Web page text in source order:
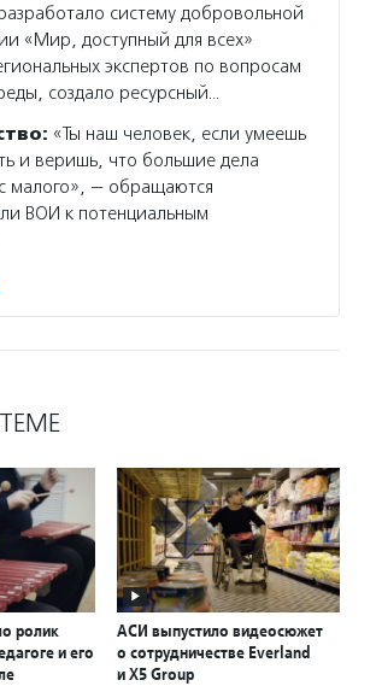
систему добровольной
«Мир, доступный для всех»
экспертов по вопросам
создало ресурсный…
«Ты наш человек, если умеешь
и веришь, что большие дела
малого», — обращаются
ВОИ к потенциальным
ролик
и его
АСИ выпустило видеосюжет
о сотрудничестве Everland
и X5 Group